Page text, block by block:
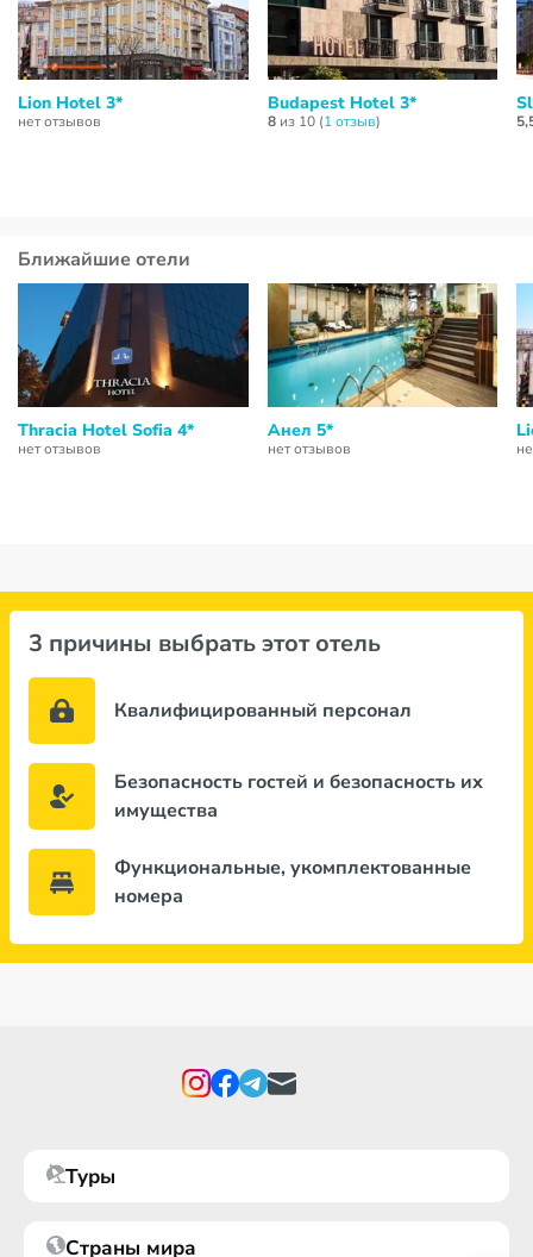
Lion Hotel 3*
нет отзывов
Budapest Hotel 3*
8из 10 (1 отзыв)
Ближайшие отели
Thracia Hotel Sofia 4*
нет отзывов
Анел 5*
нет отзывов
3 причины выбрать этот отель
Квалифицированный персонал
Безопасность гостей и безопасность их
имущества
Функциональные, укомплектованные
номера
Туры
Страны мира